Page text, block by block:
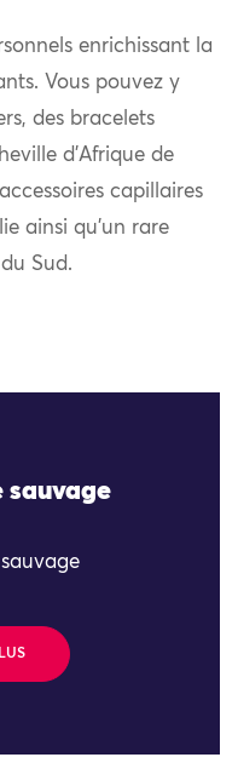
enrichissant la
Vous pouvez y
des bracelets
d’Afrique de
capillaires
ainsi qu’un rare
Sud.
sauvage